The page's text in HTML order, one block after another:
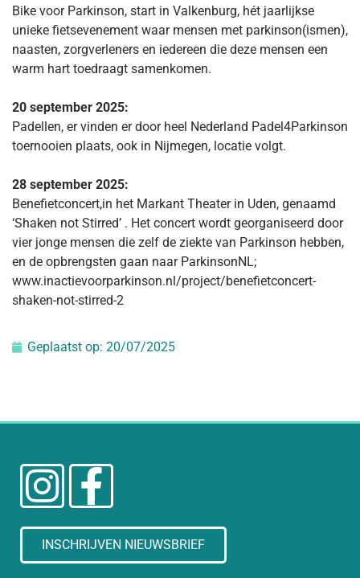
Bike voor Parkinson, start in Valkenburg, hét jaarlijkse
unieke fietsevenement waar mensen met parkinson(ismen),
naasten, zorgverleners en iedereen die deze mensen een
warm hart toedraagt samenkomen.
20 september 2025:
Padellen, er vinden er door heel Nederland Padel4Parkinson
toernooien plaats, ook in Nijmegen, locatie volgt.
28 september 2025:
Benefietconcert,in het Markant Theater in Uden, genaamd
‘Shaken not Stirred’ . Het concert wordt georganiseerd door
vier jonge mensen die zelf de ziekte van Parkinson hebben,
en de opbrengsten gaan naar ParkinsonNL;
www.inactievoorparkinson.nl/project/benefietconcert-
shaken-not-stirred-2
Geplaatst op: 20/07/2025
INSCHRIJVEN NIEUWSBRIEF